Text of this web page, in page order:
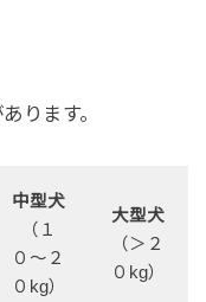
ります。
中型犬
（１
０〜２
０kg）
大型犬
（＞２
０kg）